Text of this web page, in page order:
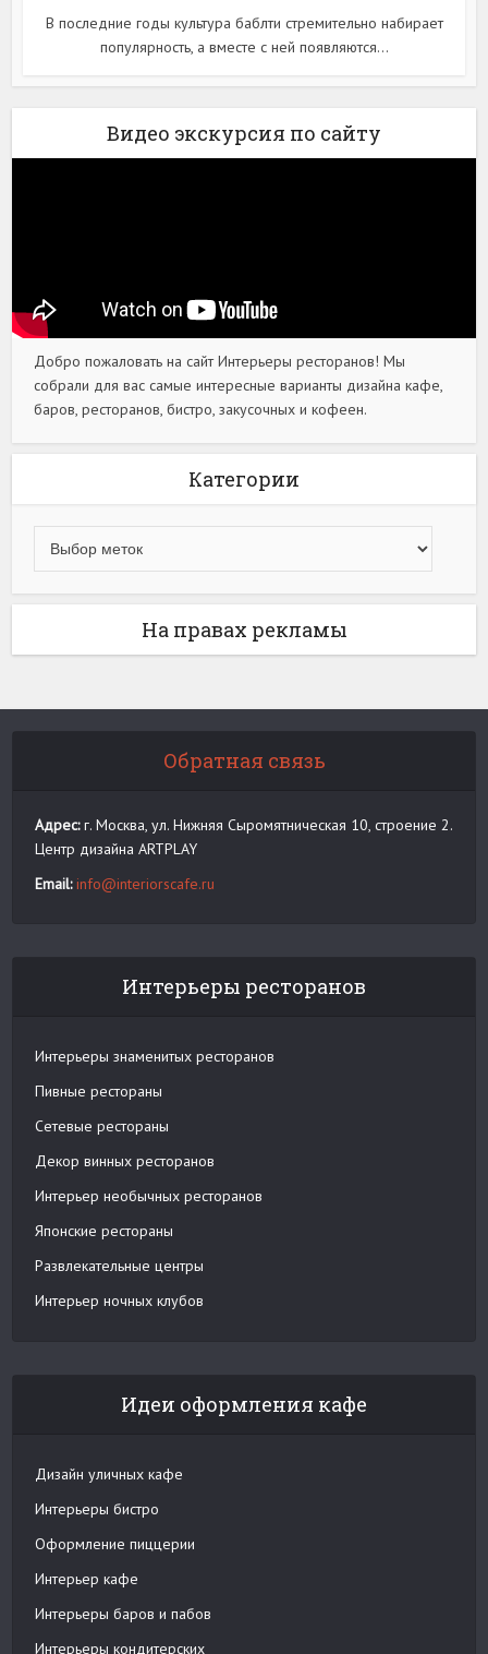
В последние годы культура баблти стремительно набирает
популярность, а вместе с ней появляются...
Видео экскурсия по сайту
Добро пожаловать на сайт Интерьеры ресторанов! Мы
собрали для вас самые интересные варианты дизайна кафе,
баров, ресторанов, бистро, закусочных и кофеен.
Категории
На правах рекламы
Обратная связь
Адрес:г. Москва, ул. Нижняя Сыромятническая 10, строение 2.
Центр дизайна ARTPLAY
Email: info@interiorscafe.ru
Интерьеры ресторанов
Интерьеры знаменитых ресторанов
Пивные рестораны
Сетевые рестораны
Декор винных ресторанов
Интерьер необычных ресторанов
Японские рестораны
Развлекательные центры
Интерьер ночных клубов
Идеи оформления кафе
Дизайн уличных кафе
Интерьеры бистро
Оформление пиццерии
Интерьер кафе
Интерьеры баров и пабов
Интерьеры кондитерских